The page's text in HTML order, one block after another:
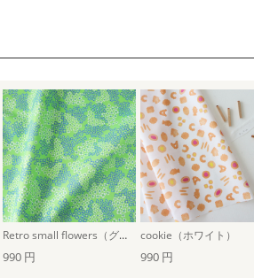
Retro small flowers（グリーン） cookie（ホワイト）
990 円 990 円